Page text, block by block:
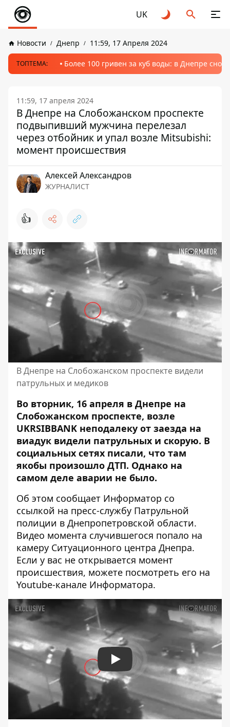
UK
Новости Днепр 11:59, 17 Апреля 2024
ТОПТЕМА: Более 100 гривен за куб воды: в Днепре
11:59, 17 апреля 2024
В Днепре на Слобожанском проспекте
подвыпивший мужчина перелезал
через отбойник и упал возле Mitsubishi:
момент происшествия
Алексей Александров
ЖУРНАЛИСТ
👍
В Днепре на Слобожанском проспекте видели
патрульных и медиков
Во вторник, 16 апреля в Днепре на
Слобожанском проспекте, возле
UKRSIBBANK неподалеку от заезда на
виадук видели патрульных и скорую. В
социальных сетях писали, что там
якобы произошло ДТП. Однако на
самом деле аварии не было.
Об этом сообщает Информатор со
ссылкой на пресс-службу Патрульной
полиции в Днепропетровской области.
Видео момента случившегося попало на
камеру Ситуационного центра Днепра.
Если у вас не открывается момент
происшествия, можете посмотреть его на
Youtube-канале Информатора.
Play